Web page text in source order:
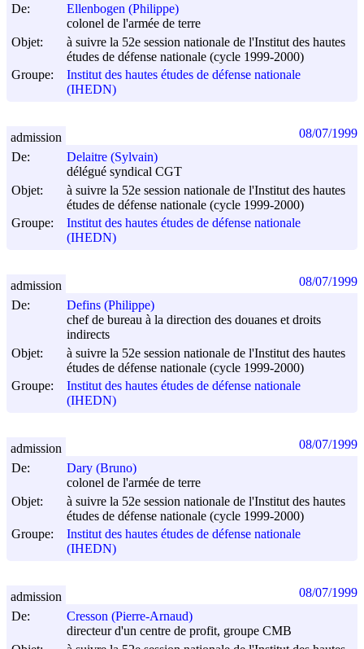
De:
Ellenbogen (Philippe)
colonel de l'armée de terre
Objet:
à suivre la 52e session nationale de l'Institut des hautes
études de défense nationale (cycle 1999-2000)
Groupe:
Institut des hautes études de défense nationale
(IHEDN)
De:
Delaitre (Sylvain)
délégué syndical CGT
Objet:
à suivre la 52e session nationale de l'Institut des hautes
études de défense nationale (cycle 1999-2000)
Groupe:
Institut des hautes études de défense nationale
(IHEDN)
admission 08/07/1999
De:
Defins (Philippe)
chef de bureau à la direction des douanes et droits
indirects
Objet:
à suivre la 52e session nationale de l'Institut des hautes
études de défense nationale (cycle 1999-2000)
Groupe:
Institut des hautes études de défense nationale
(IHEDN)
admission 08/07/1999
De:
Dary (Bruno)
colonel de l'armée de terre
Objet:
à suivre la 52e session nationale de l'Institut des hautes
études de défense nationale (cycle 1999-2000)
Groupe:
Institut des hautes études de défense nationale
(IHEDN)
admission 08/07/1999
De:
Cresson (Pierre-Arnaud)
directeur d'un centre de profit, groupe CMB
admission 08/07/1999